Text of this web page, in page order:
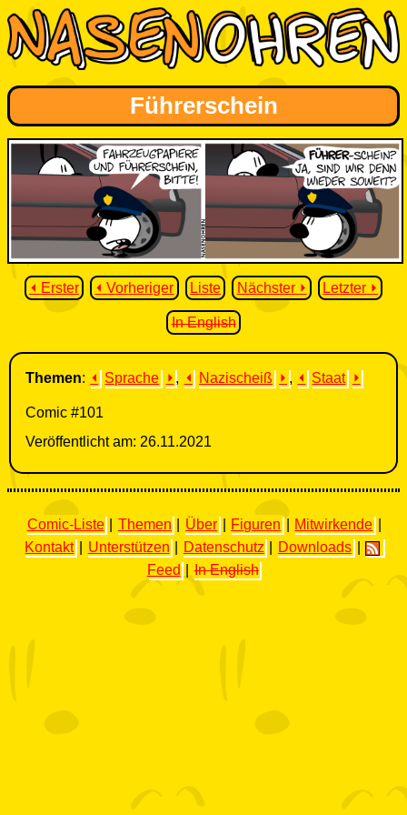
Führerschein
⏴ Erster ⏴ Vorheriger Liste Nächster ⏵ Letzter ⏵
In English
Themen: ⏴ Sprache ⏵ , ⏴ Nazischeiß ⏵ , ⏴ Staat ⏵
Comic #101
Veröffentlicht am: 26.11.2021
Comic-Liste Themen Über Figuren Mitwirkende
Kontakt
Unterstützen Datenschutz Downloads
Feed
In English